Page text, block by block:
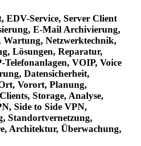
EDV-Service, Server Client
E-Mail Archivierung,
Netzwerktechnik,
Lösungen, Reparatur,
Telefonanlagen, VOIP, Voice
Datensicherheit,
Vorort, Planung,
Storage, Analyse,
Side to Side VPN,
Standortvernetzung,
Architektur, Überwachung,